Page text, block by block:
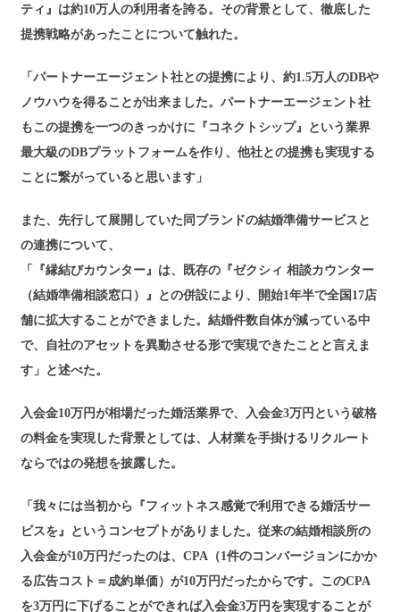
ティ』は約10万人の利用者を誇る。その背景として、徹底した
提携戦略があったことについて触れた。
「パートナーエージェント社との提携により、約1.5万人のDBや
ノウハウを得ることが出来ました。パートナーエージェント社
もこの提携を一つのきっかけに『コネクトシップ』という業界
最大級のDBプラットフォームを作り、他社との提携も実現する
ことに繋がっていると思います」
また、先行して展開していた同ブランドの結婚準備サービスと
の連携について、
「『縁結びカウンター』は、既存の『ゼクシィ 相談カウンター
（結婚準備相談窓口）』との併設により、開始1年半で全国17店
舗に拡大することができました。結婚件数自体が減っている中
で、自社のアセットを異動させる形で実現できたことと言えま
す」と述べた。
入会金10万円が相場だった婚活業界で、入会金3万円という破格
の料金を実現した背景としては、人材業を手掛けるリクルート
ならではの発想を披露した。
「我々には当初から『フィットネス感覚で利用できる婚活サー
ビスを』というコンセプトがありました。従来の結婚相談所の
入会金が10万円だったのは、CPA（1件のコンバージョンにかか
る広告コスト＝成約単価）が10万円だったからです。このCPA
を3万円に下げることができれば入会金3万円を実現することが